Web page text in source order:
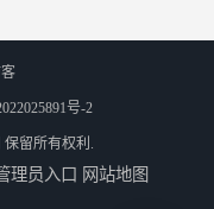
号-2
保留所有权利.
理员入口 网站地图